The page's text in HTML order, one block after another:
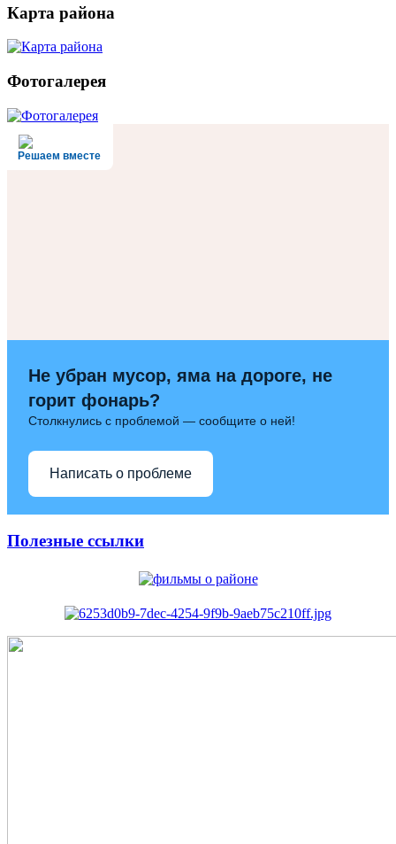
Карта района
Фотогалерея
Решаем вместе
Не убран мусор, яма на дороге, не
горит фонарь?
Столкнулись с проблемой — сообщите о ней!
Написать о проблеме
Полезные ссылки